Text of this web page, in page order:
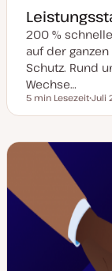
200 %
auf der ganzen
Schutz. Rund
Wechse…
Lesezeit
5 min Lesezeit
a
l
r
Juli